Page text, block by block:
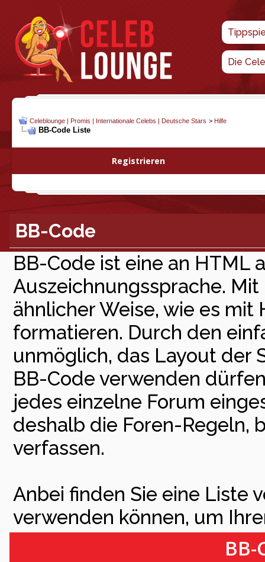
Die
Celeblounge | Promis | Internationale Celebs | Deutsche Stars > Hilfe
BB-Code Liste
Registrieren
BB-Code
BB-Code ist eine an HTML
Auszeichnungssprache.
ähnlicher Weise, wie es mit
formatieren. Durch den
unmöglich, das Layout der
BB-Code verwenden
jedes einzelne Forum
deshalb die Foren-Regeln,
verfassen.
Anbei finden Sie eine Liste
verwenden können, um